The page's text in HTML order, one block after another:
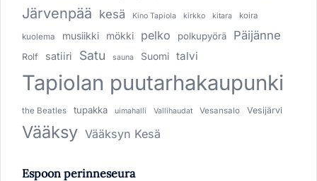
Järvenpää kesä Kino Tapiola kirkko kitara koira
kuolema musiikki mökki pelko polkupyörä Päijänne
Rolf satiiri Satu sauna Suomi talvi
Tapiolan puutarhakaupunki
the Beatles tupakka uimahalli Vallihaudat Vesansalo Vesijärvi
Vääksy Vääksyn Kesä
Espoon perinneseura